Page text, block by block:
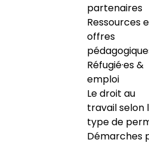
partenaires
Ressources
offres
Réfugié·es &
emploi
Le droit au
travail selon
type de
Démarches